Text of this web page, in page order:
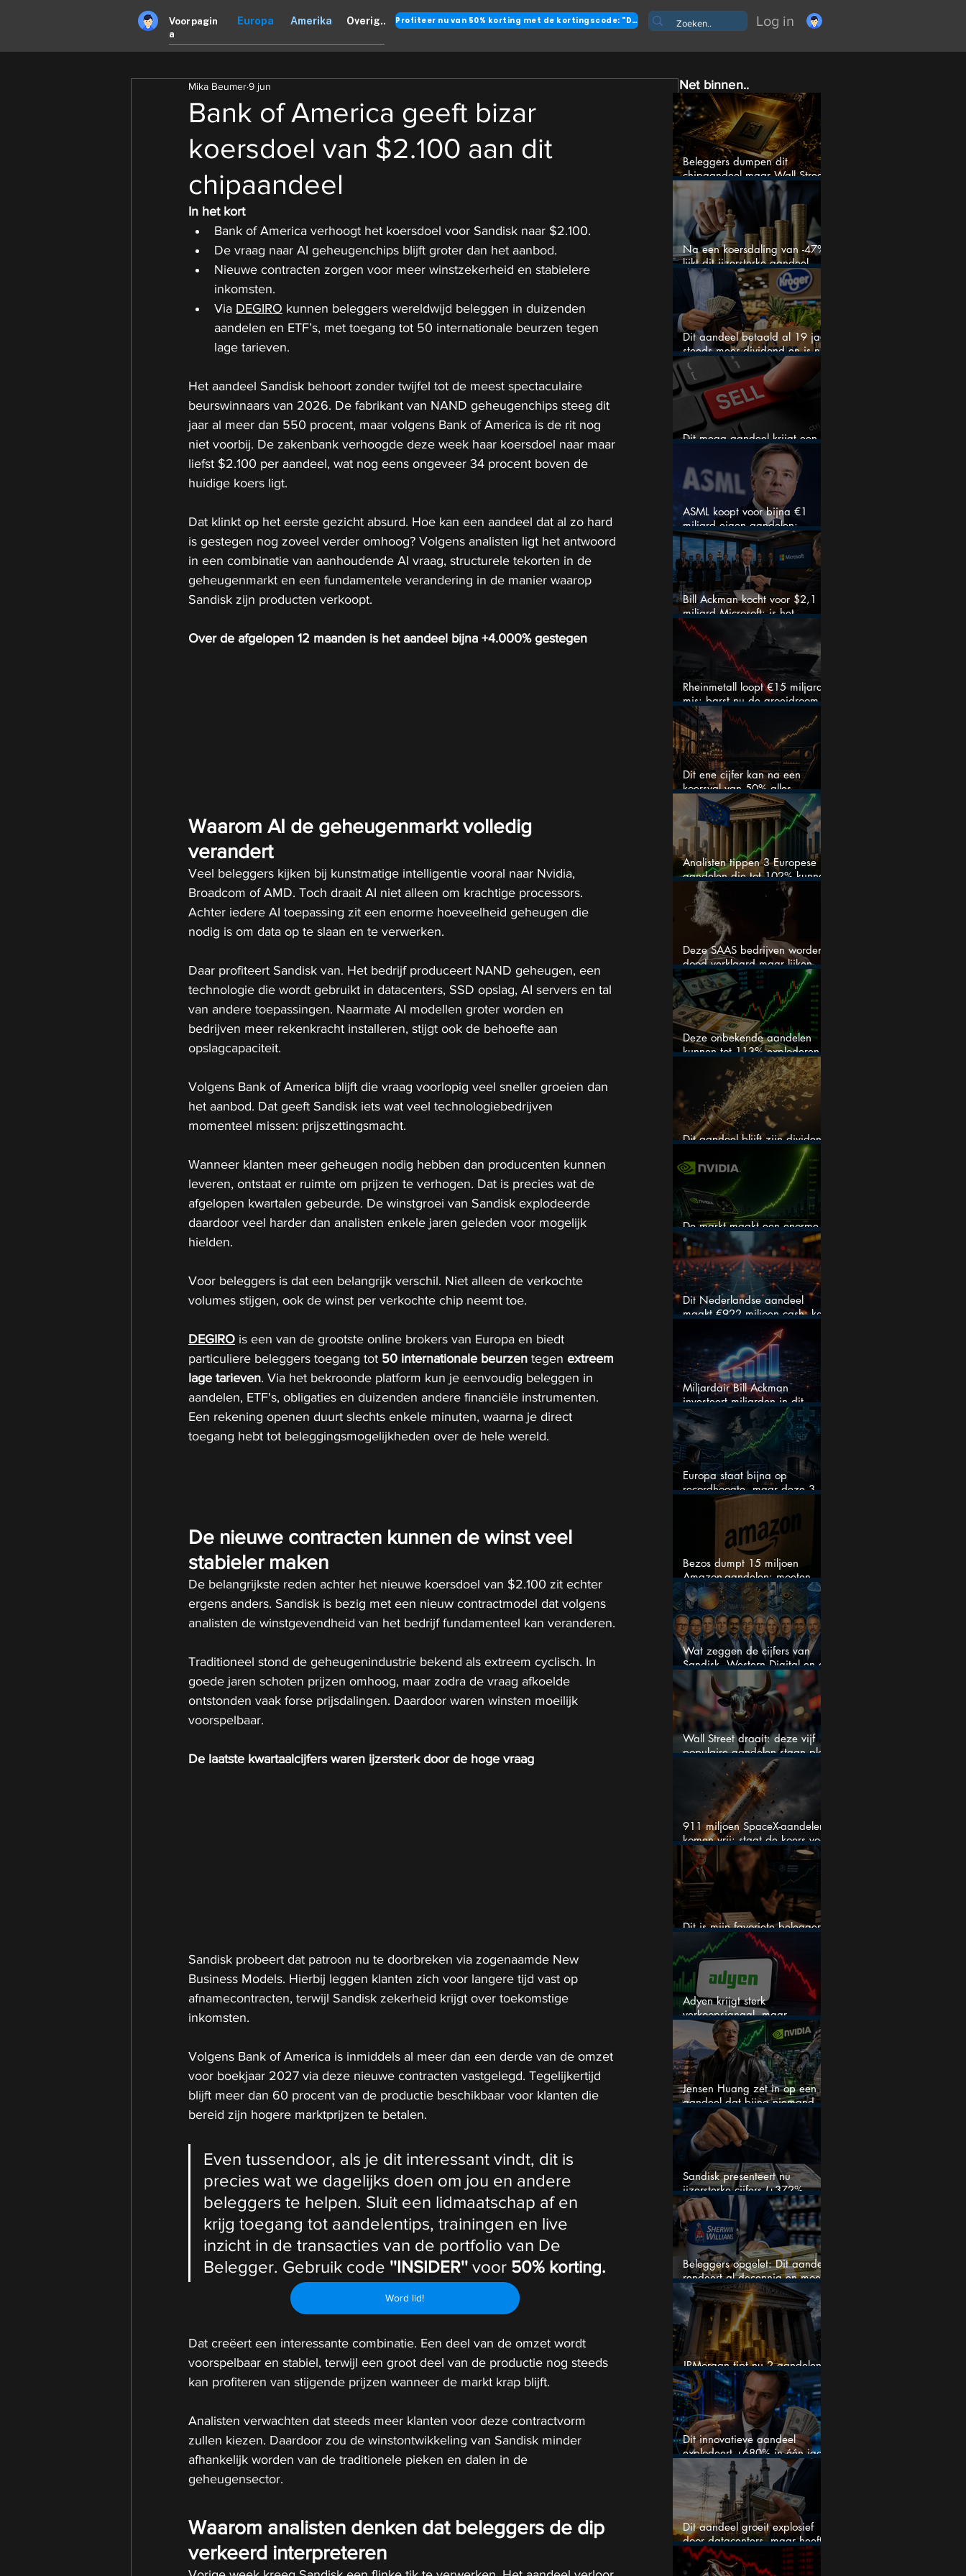
Voorpagin
a
Europa Amerika Overig.. Profiteer nu van 50% korting met de kortingscode: "DANK" Log in
Bank of America geeft bizar
koersdoel van $2.100 aan dit
chipaandeel
Mika Beumer9 jun
In het kort
Bank of America verhoogt het koersdoel voor Sandisk naar $2.100.
De vraag naar AI geheugenchips blijft groter dan het aanbod.
Nieuwe contracten zorgen voor meer winstzekerheid en stabielere
inkomsten.
Via DEGIRO kunnen beleggers wereldwijd beleggen in duizenden
aandelen en ETF’s, met toegang tot 50 internationale beurzen tegen
lage tarieven.
Het aandeel Sandisk behoort zonder twijfel tot de meest spectaculaire
beurswinnaars van 2026. De fabrikant van NAND geheugenchips steeg dit
jaar al meer dan 550 procent, maar volgens Bank of America is de rit nog
niet voorbij. De zakenbank verhoogde deze week haar koersdoel naar maar
liefst $2.100 per aandeel, wat nog eens ongeveer 34 procent boven de
huidige koers ligt.
Dat klinkt op het eerste gezicht absurd. Hoe kan een aandeel dat al zo hard
is gestegen nog zoveel verder omhoog? Volgens analisten ligt het antwoord
in een combinatie van aanhoudende AI vraag, structurele tekorten in de
geheugenmarkt en een fundamentele verandering in de manier waarop
Sandisk zijn producten verkoopt.
Over de afgelopen 12 maanden is het aandeel bijna +4.000% gestegen
Waarom AI de geheugenmarkt volledig
verandert
Veel beleggers kijken bij kunstmatige intelligentie vooral naar Nvidia,
Broadcom of AMD. Toch draait AI niet alleen om krachtige processors.
Achter iedere AI toepassing zit een enorme hoeveelheid geheugen die
nodig is om data op te slaan en te verwerken.
Daar profiteert Sandisk van. Het bedrijf produceert NAND geheugen, een
technologie die wordt gebruikt in datacenters, SSD opslag, AI servers en tal
van andere toepassingen. Naarmate AI modellen groter worden en
bedrijven meer rekenkracht installeren, stijgt ook de behoefte aan
opslagcapaciteit.
Volgens Bank of America blijft die vraag voorlopig veel sneller groeien dan
het aanbod. Dat geeft Sandisk iets wat veel technologiebedrijven
momenteel missen: prijszettingsmacht.
Wanneer klanten meer geheugen nodig hebben dan producenten kunnen
leveren, ontstaat er ruimte om prijzen te verhogen. Dat is precies wat de
afgelopen kwartalen gebeurde. De winstgroei van Sandisk explodeerde
daardoor veel harder dan analisten enkele jaren geleden voor mogelijk
hielden.
Voor beleggers is dat een belangrijk verschil. Niet alleen de verkochte
volumes stijgen, ook de winst per verkochte chip neemt toe.
DEGIRO is een van de grootste online brokers van Europa en biedt
particuliere beleggers toegang tot 50 internationale beurzen tegen extreem
lage tarieven. Via het bekroonde platform kun je eenvoudig beleggen in
aandelen, ETF's, obligaties en duizenden andere financiële instrumenten.
Een rekening openen duurt slechts enkele minuten, waarna je direct
toegang hebt tot beleggingsmogelijkheden over de hele wereld.
De nieuwe contracten kunnen de winst veel
stabieler maken
De belangrijkste reden achter het nieuwe koersdoel van $2.100 zit echter
ergens anders. Sandisk is bezig met een nieuw contractmodel dat volgens
analisten de winstgevendheid van het bedrijf fundamenteel kan veranderen.
Traditioneel stond de geheugenindustrie bekend als extreem cyclisch. In
goede jaren schoten prijzen omhoog, maar zodra de vraag afkoelde
ontstonden vaak forse prijsdalingen. Daardoor waren winsten moeilijk
voorspelbaar.
De laatste kwartaalcijfers waren ijzersterk door de hoge vraag
Sandisk probeert dat patroon nu te doorbreken via zogenaamde New
Business Models. Hierbij leggen klanten zich voor langere tijd vast op
afnamecontracten, terwijl Sandisk zekerheid krijgt over toekomstige
inkomsten.
Volgens Bank of America is inmiddels al meer dan een derde van de omzet
voor boekjaar 2027 via deze nieuwe contracten vastgelegd. Tegelijkertijd
blijft meer dan 60 procent van de productie beschikbaar voor klanten die
bereid zijn hogere marktprijzen te betalen.
Even tussendoor, als je dit interessant vindt, dit is
precies wat we dagelijks doen om jou en andere
beleggers te helpen. Sluit een lidmaatschap af en
krijg toegang tot aandelentips, trainingen en live
inzicht in de transacties van de portfolio van De
Belegger. Gebruik code ''INSIDER'' voor 50% korting.
Word lid!
Dat creëert een interessante combinatie. Een deel van de omzet wordt
voorspelbaar en stabiel, terwijl een groot deel van de productie nog steeds
kan profiteren van stijgende prijzen wanneer de markt krap blijft.
Analisten verwachten dat steeds meer klanten voor deze contractvorm
zullen kiezen. Daardoor zou de winstontwikkeling van Sandisk minder
afhankelijk worden van de traditionele pieken en dalen in de
geheugensector.
Waarom analisten denken dat beleggers de dip
verkeerd interpreteren
Net binnen..
Beleggers dumpen dit
chipaandeel maar Wall Street
ziet een zeldzame koopkans
Na een koersdaling van -47%
lijkt dit ijzersterke aandeel
aantrekkelijker dan ooit
Dit aandeel betaald al 19 jaar
steeds meer dividend en is nu
goedkoop
Dit mega aandeel krijgt een
zeldzaam verkoopadvies
ASML koopt voor bijna €1
miljard eigen aandelen:
slimme zet of dure timing?
Bill Ackman kocht voor $2,1
miljard Microsoft: is het
aandeel na de koerssprong
nog aantrekkelijk?
Rheinmetall loopt €15 miljard
mis: barst nu de groeidroom
van het defensiebedrijf?
Dit ene cijfer kan na een
koersval van 50% alles
veranderen
Analisten tippen 3 Europese
aandelen die tot 102% kunnen
stijgen
Deze SAAS bedrijven worden
dood verklaard maar lijken
springlevend
Deze onbekende aandelen
kunnen tot 113% exploderen
(één springt eruit)
Dit aandeel blijft zijn dividend
verhogen, wat er ook gebeurt
De markt maakt een enorme
fout bij Nvidia
Dit Nederlandse aandeel
maakt €922 miljoen cash: kan
dit dividendaandeel blijven
Miljardair Bill Ackman
investeert miljarden in dit
techaandeel
Europa staat bijna op
recordhoogte, maar deze 3
sectoren vallen nu op
Bezos dumpt 15 miljoen
Amazon-aandelen: moeten
beleggers zich zorgen maken?
Wat zeggen de cijfers van
Sandisk, Western Digital en de
AI-Infrastructuur aandelen mij
werkelijk
Wall Street draait: deze vijf
populaire aandelen staan plots
onder spanning
911 miljoen SpaceX-aandelen
komen vrij: staat de koers voor
een nieuwe crash?
Dit is mijn favoriete belegger…
en het is niet Warren Buffett
Adyen krijgt sterk
verkoopsignaal, maar
analisten zien juist een
koopkans
Jensen Huang zet in op een
aandeel dat bijna niemand
Sandisk presenteert nu
ijzersterke cijfers (+372%
omzetgroei), toch zakt het
aandeel weg
Beleggers opgelet: Dit aandeel
rendeert al decennia en moet
op je watchlist staan!
JPMorgan tipt nu 2 aandelen
voor augustus
Dit innovatieve aandeel
explodeert +680% in één jaar
en blijft maar stijgen
Dit aandeel groeit explosief
door datacenters, maar heeft
tientallen miljarden nodig